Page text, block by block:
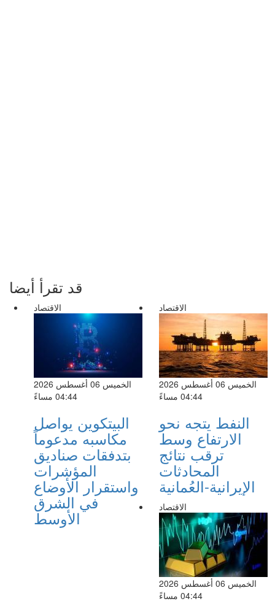
قد تقرأ أيضا
الاقتصاد
الخميس 06 أغسطس 2026
04:44 مساءً
البيتكوين يواصل
مكاسبه مدعوماً
بتدفقات صناديق
المؤشرات
واستقرار الأوضاع
في الشرق
الأوسط
الاقتصاد
الخميس 06 أغسطس 2026
04:44 مساءً
النفط يتجه نحو
الارتفاع وسط
ترقب نتائج
المحادثات
الإيرانية-العُمانية
الاقتصاد
الخميس 06 أغسطس 2026
04:44 مساءً